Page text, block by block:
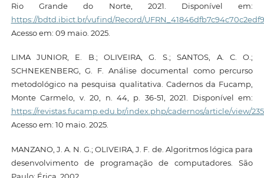
Rio Grande do Norte, 2021. Disponível em:
https://bdtd.ibict.br/vufind/Record/
Acesso em: 09 maio. 2025.
LIMA JUNIOR, E. B.; OLIVEIRA, G. S.; SANTOS, A. C. O.;
SCHNEKENBERG, G. F. Análise documental como percurso
metodológico na pesquisa qualitativa. Cadernos da Fucamp,
Monte Carmelo, v. 20, n. 44, p. 36-51, 2021. Disponível em:
https://revistas.fucamp.edu.br/index.php/cadernos/article/view/
Acesso em: 10 maio. 2025.
MANZANO, J. A. N. G.; OLIVEIRA, J. F. de. Algoritmos lógica para
desenvolvimento de programação de computadores. São
Paulo: Érica, 2002.